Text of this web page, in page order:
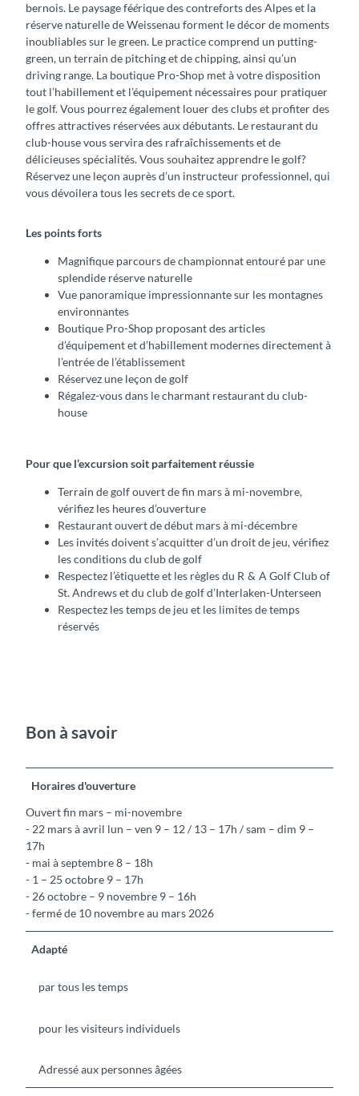
bernois. Le paysage féérique des contreforts des Alpes et la
réserve naturelle de Weissenau forment le décor de moments
inoubliables sur le green. Le practice comprend un putting-
green, un terrain de pitching et de chipping, ainsi qu’un
driving range. La boutique Pro-Shop met à votre disposition
tout l’habillement et l’équipement nécessaires pour pratiquer
le golf. Vous pourrez également louer des clubs et profiter des
offres attractives réservées aux débutants. Le restaurant du
club-house vous servira des rafraîchissements et de
délicieuses spécialités. Vous souhaitez apprendre le golf?
Réservez une leçon auprès d’un instructeur professionnel, qui
vous dévoilera tous les secrets de ce sport.
Les points forts
Magnifique parcours de championnat entouré par une
splendide réserve naturelle
Vue panoramique impressionnante sur les montagnes
environnantes
Boutique Pro-Shop proposant des articles
d’équipement et d’habillement modernes directement à
l’entrée de l’établissement
Réservez une leçon de golf
Régalez-vous dans le charmant restaurant du club-
house
Pour que l’excursion soit parfaitement réussie
Terrain de golf ouvert de fin mars à mi-novembre,
vérifiez les heures d’ouverture
Restaurant ouvert de début mars à mi-décembre
Les invités doivent s’acquitter d’un droit de jeu, vérifiez
les conditions du club de golf
Respectez l’étiquette et les règles du R & A Golf Club of
St. Andrews et du club de golf d’Interlaken-Unterseen
Respectez les temps de jeu et les limites de temps
réservés
Bon à savoir
Horaires d'ouverture
Ouvert fin mars – mi-novembre
- 22 mars à avril lun – ven 9 – 12 / 13 – 17h / sam – dim 9 –
17h
- mai à septembre 8 – 18h
- 1 – 25 octobre 9 – 17h
- 26 octobre – 9 novembre 9 – 16h
- fermé de 10 novembre au mars 2026
Adapté
par tous les temps
pour les visiteurs individuels
Adressé aux personnes âgées